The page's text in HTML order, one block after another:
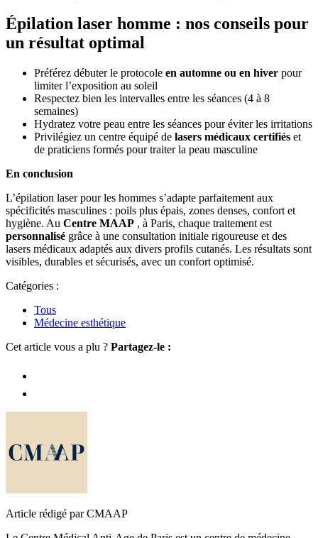
Épilation laser homme : nos conseils pour
un résultat optimal
Préférez débuter le protocole en automne ou en hiver pour
limiter l’exposition au soleil
Respectez bien les intervalles entre les séances (4 à 8
semaines)
Hydratez votre peau entre les séances pour éviter les irritations
Privilégiez un centre équipé de lasers médicaux certifiés et
de praticiens formés pour traiter la peau masculine
En conclusion
L’épilation laser pour les hommes s’adapte parfaitement aux
spécificités masculines : poils plus épais, zones denses, confort et
hygiène. Au Centre MAAP , à Paris, chaque traitement est
personnalisé grâce à une consultation initiale rigoureuse et des
lasers médicaux adaptés aux divers profils cutanés. Les résultats sont
visibles, durables et sécurisés, avec un confort optimisé.
Catégories :
Tous
Médecine esthétique
Cet article vous a plu ? Partagez-le :
Article rédigé par CMAAP